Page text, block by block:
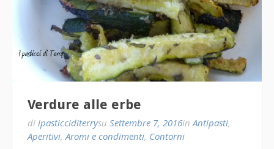
Verdure alle erbe
di ipasticciditerrysu Settembre 7, 2016inAntipasti,
Aperitivi,Aromi e condimenti, Contorni